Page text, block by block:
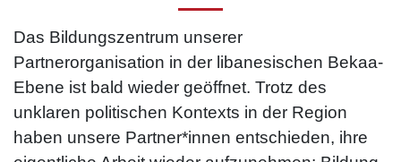
Das Bildungszentrum unserer
Partnerorganisation in der libanesischen Bekaa-
Ebene ist bald wieder geöffnet. Trotz des
unklaren politischen Kontexts in der Region
haben unsere Partner*innen entschieden, ihre